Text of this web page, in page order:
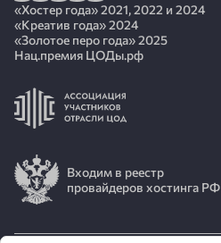
«Хостер года» 2021, 2022 и 2024
«Креатив года» 2024
«Золотое перо года» 2025
Нац.премия ЦОДы.рф
Входим в реестр
провайдеров хостинга РФ